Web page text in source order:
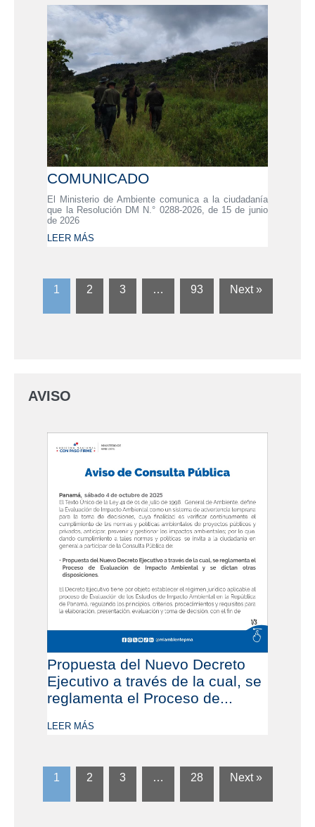
COMUNICADO
El Ministerio de Ambiente comunica a la ciudadanía
que la Resolución DM N.° 0288-2026, de 15 de junio
de 2026
LEER MÁS
1 2 3 … 93 Next »
AVISO
Propuesta del Nuevo Decreto
Ejecutivo a través de la cual, se
reglamenta el Proceso de...
LEER MÁS
1 2 3 … 28 Next »